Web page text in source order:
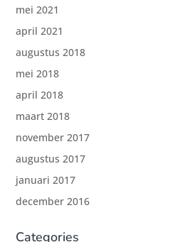
mei 2021
april 2021
augustus 2018
mei 2018
april 2018
maart 2018
november 2017
augustus 2017
januari 2017
december 2016
Categories